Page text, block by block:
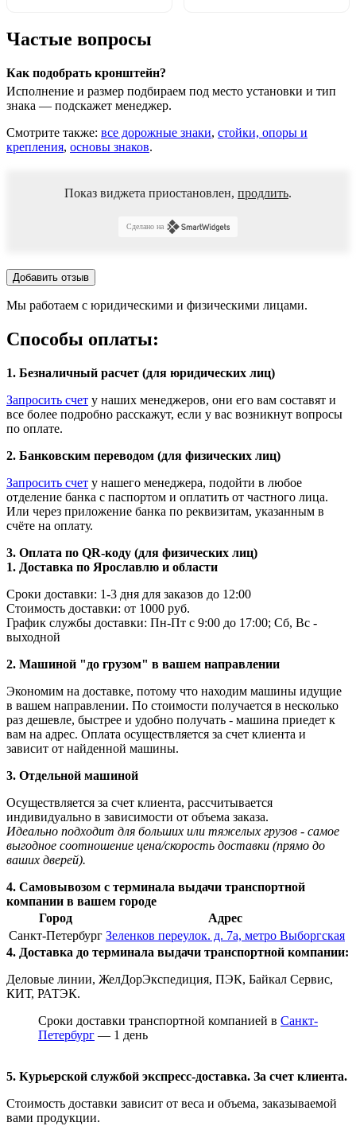
Частые вопросы
Как подобрать кронштейн?
Исполнение и размер подбираем под место установки и тип
знака — подскажет менеджер.
Смотрите также: все дорожные знаки, стойки, опоры и
крепления, основы знаков.
Показ виджета приостановлен, продлить.
Сделано на
Добавить отзыв
Мы работаем с юридическими и физическими лицами.
Способы оплаты:
1. Безналичный расчет (для юридических лиц)
Запросить счет у наших менеджеров, они его вам составят и
все более подробно расскажут, если у вас возникнут вопросы
по оплате.
2. Банковским переводом (для физических лиц)
Запросить счет у нашего менеджера, подойти в любое
отделение банка с паспортом и оплатить от частного лица.
Или через приложение банка по реквизитам, указанным в
счёте на оплату.
3. Оплата по QR-коду (для физических лиц)
1. Доставка по Ярославлю и области
Сроки доставки: 1-3 дня для заказов до 12:00
Стоимость доставки: от 1000 руб.
График службы доставки: Пн-Пт с 9:00 до 17:00; Сб, Вс -
выходной
2. Машиной "до грузом" в вашем направлении
Экономим на доставке, потому что находим машины идущие
в вашем направлении. По стоимости получается в несколько
раз дешевле, быстрее и удобно получать - машина приедет к
вам на адрес. Оплата осуществляется за счет клиента и
зависит от найденной машины.
3. Отдельной машиной
Осуществляется за счет клиента, рассчитывается
индивидуально в зависимости от объема заказа.
Идеально подходит для больших или тяжелых грузов - самое
выгодное соотношение цена/скорость доставки (прямо до
ваших дверей).
4. Самовывозом с терминала выдачи транспортной
компании в вашем городе
Город
Адрес
Санкт-Петербург Зеленков переулок. д. 7а, метро Выборгская
4. Доставка до терминала выдачи транспортной компании:
Деловые линии, ЖелДорЭкспедиция, ПЭК, Байкал Сервис,
КИТ, РАТЭК.
Сроки доставки транспортной компанией в Санкт-
Петербург — 1 день
5. Курьерской службой экспресс-доставка. За счет клиента.
Стоимость доставки зависит от веса и объема, заказываемой
вами продукции.